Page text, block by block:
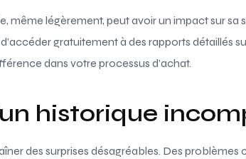
même légèrement, peut avoir un impact sur sa
gratuitement à des rapports détaillés
dans votre processus d’achat.
historique
des surprises désagréables. Des